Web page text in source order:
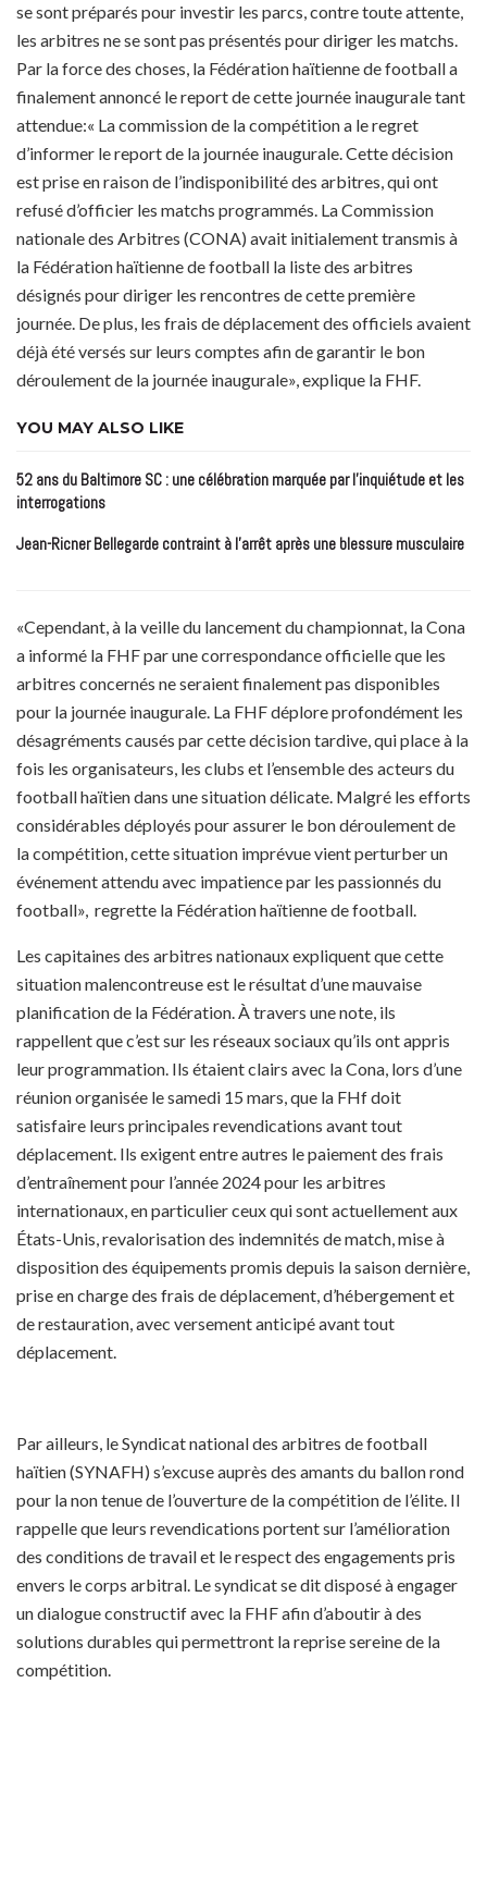
se sont préparés pour investir les parcs, contre toute attente,
les arbitres ne se sont pas présentés pour diriger les matchs.
Par la force des choses, la Fédération haïtienne de football a
finalement annoncé le report de cette journée inaugurale tant
attendue:« La commission de la compétition a le regret
d’informer le report de la journée inaugurale. Cette décision
est prise en raison de l’indisponibilité des arbitres, qui ont
refusé d’officier les matchs programmés. La Commission
nationale des Arbitres (CONA) avait initialement transmis à
la Fédération haïtienne de football la liste des arbitres
désignés pour diriger les rencontres de cette première
journée. De plus, les frais de déplacement des officiels avaient
déjà été versés sur leurs comptes afin de garantir le bon
déroulement de la journée inaugurale», explique la FHF.
YOU MAY ALSO LIKE
52 ans du Baltimore SC : une célébration marquée par l’inquiétude et les
interrogations
Jean-Ricner Bellegarde contraint à l’arrêt après une blessure musculaire
«Cependant, à la veille du lancement du championnat, la Cona
a informé la FHF par une correspondance officielle que les
arbitres concernés ne seraient finalement pas disponibles
pour la journée inaugurale. La FHF déplore profondément les
désagréments causés par cette décision tardive, qui place à la
fois les organisateurs, les clubs et l’ensemble des acteurs du
football haïtien dans une situation délicate. Malgré les efforts
considérables déployés pour assurer le bon déroulement de
la compétition, cette situation imprévue vient perturber un
événement attendu avec impatience par les passionnés du
football», regrette la Fédération haïtienne de football.
Les capitaines des arbitres nationaux expliquent que cette
situation malencontreuse est le résultat d’une mauvaise
planification de la Fédération. À travers une note, ils
rappellent que c’est sur les réseaux sociaux qu’ils ont appris
leur programmation. Ils étaient clairs avec la Cona, lors d’une
réunion organisée le samedi 15 mars, que la FHf doit
satisfaire leurs principales revendications avant tout
déplacement. Ils exigent entre autres le paiement des frais
d’entraînement pour l’année 2024 pour les arbitres
internationaux, en particulier ceux qui sont actuellement aux
États-Unis, revalorisation des indemnités de match, mise à
disposition des équipements promis depuis la saison dernière,
prise en charge des frais de déplacement, d’hébergement et
de restauration, avec versement anticipé avant tout
déplacement.
Par ailleurs, le Syndicat national des arbitres de football
haïtien (SYNAFH) s’excuse auprès des amants du ballon rond
pour la non tenue de l’ouverture de la compétition de l’élite. Il
rappelle que leurs revendications portent sur l’amélioration
des conditions de travail et le respect des engagements pris
envers le corps arbitral. Le syndicat se dit disposé à engager
un dialogue constructif avec la FHF afin d’aboutir à des
solutions durables qui permettront la reprise sereine de la
compétition.